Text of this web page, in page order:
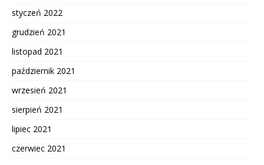
styczeń 2022
grudzień 2021
listopad 2021
październik 2021
wrzesień 2021
sierpień 2021
lipiec 2021
czerwiec 2021